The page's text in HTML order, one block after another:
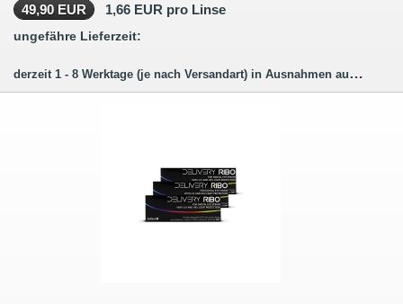
49,90 EUR 1,66 EUR pro Linse
ungefähre Lieferzeit:
derzeit 1 - 8 Werktage (je nach Versandart) in Ausnahmen auch länger.